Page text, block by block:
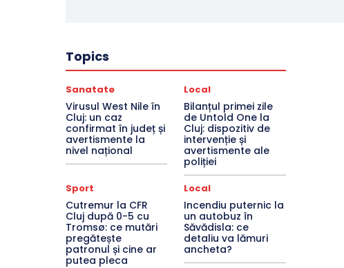
Topics
Sanatate
Virusul West Nile în
Cluj: un caz
confirmat în județ și
avertismente la
nivel național
Local
Bilanțul primei zile
de Untold One la
Cluj: dispozitiv de
intervenție și
avertismente ale
poliției
Sport
Cutremur la CFR
Cluj după 0-5 cu
Tromsø: ce mutări
pregătește
patronul și cine ar
putea pleca
Local
Incendiu puternic la
un autobuz în
Săvădisla: ce
detaliu va lămuri
ancheta?